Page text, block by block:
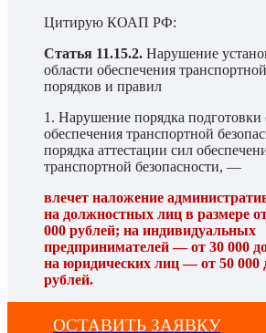
Цитирую КОАП РФ:
Статья 11.15.2. Нарушение
области обеспечения
порядков и правил
1. Нарушение порядка подготовки
обеспечения транспортной
порядка аттестации сил
транспортной безопасности, —
влечет наложение
на должностных лиц в размере
000 рублей; на индивидуальных
предпринимателей — от 30 000
на юридических лиц — от 50 000
рублей.
ОСТАВИТЬ ЗАЯВКУ